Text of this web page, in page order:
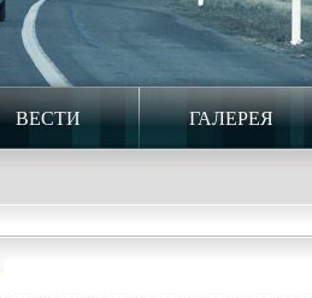
ВЕСТИ ГАЛЕРЕЯ